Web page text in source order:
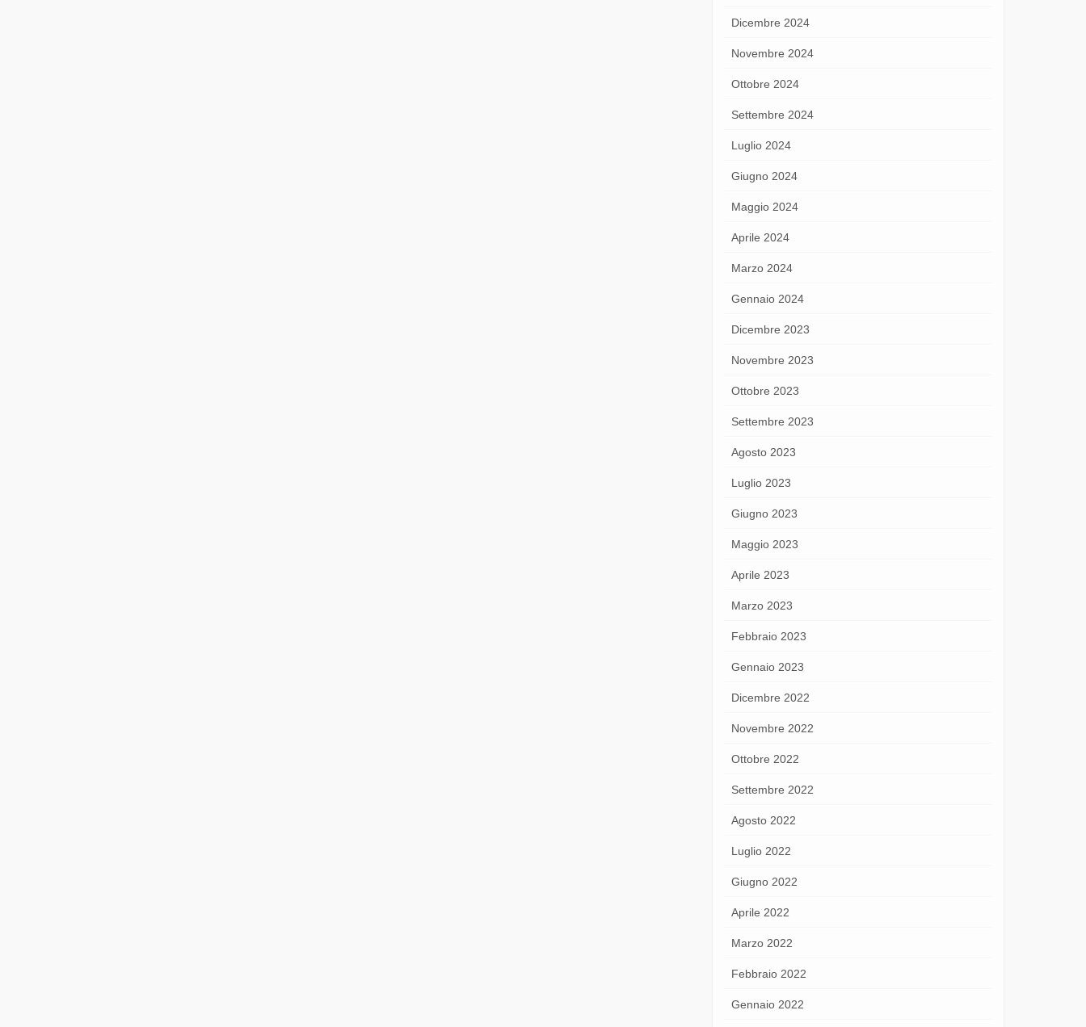
Dicembre 2024
Novembre 2024
Ottobre 2024
Settembre 2024
Luglio 2024
Giugno 2024
Maggio 2024
Aprile 2024
Marzo 2024
Gennaio 2024
Dicembre 2023
Novembre 2023
Ottobre 2023
Settembre 2023
Agosto 2023
Luglio 2023
Giugno 2023
Maggio 2023
Aprile 2023
Marzo 2023
Febbraio 2023
Gennaio 2023
Dicembre 2022
Novembre 2022
Ottobre 2022
Settembre 2022
Agosto 2022
Luglio 2022
Giugno 2022
Aprile 2022
Marzo 2022
Febbraio 2022
Gennaio 2022